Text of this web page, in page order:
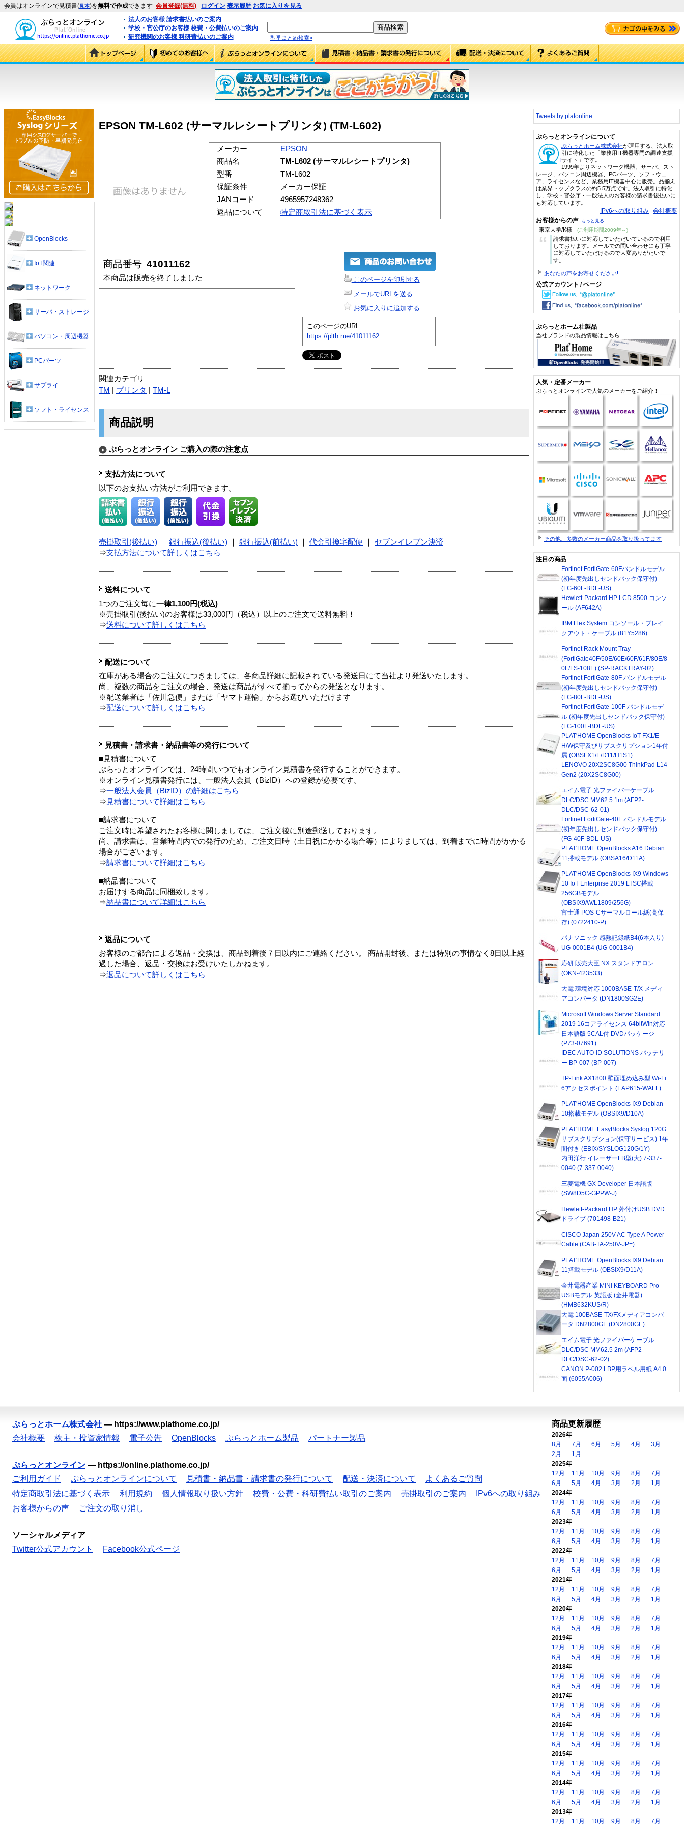
会員はオンラインで見積書(見本)を無料で作成できます 会員登録(無料) ログイン 表示履歴 お気に入りを見る
法人のお客様 請求書払いのご案内
学校・官公庁のお客様 校費・公費払いのご案内
研究機関のお客様 科研費払いのご案内
型番まとめ検索»
EPSON TM-L602 (サーマルレシートプリンタ) (TM-L602)
メーカー
EPSON
商品名
TM-L602 (サーマルレシートプリンタ)
型番
TM-L602
保証条件
メーカー保証
JANコード
4965957248362
返品について
特定商取引法に基づく表示
商品番号 41011162
本商品は販売を終了しました
このページを印刷する
メールでURLを送る
お気に入りに追加する
このページのURL
https://plth.me/41011162
関連カテゴリ
TM
プリンタ TM-L
商品説明
ぷらっとオンライン ご購入の際の注意点
支払方法について
以下のお支払い方法がご利用できます。
売掛取引(後払い) 銀行振込(後払い) 銀行振込(前払い) 代金引換宅配便
セブンイレブン決済
⇒支払方法について詳しくはこちら
送料について
1つのご注文毎に一律1,100円(税込)
※売掛取引(後払い)のお客様は33,000円（税込）以上のご注文で送料無料！
⇒送料について詳しくはこちら
配送について
在庫がある場合のご注文につきましては、各商品詳細に記載されている発送日にて当社より発送いたします。
尚、複数の商品をご注文の場合、発送は商品がすべて揃ってからの発送となります。
※配送業者は「佐川急便」または「ヤマト運輸」からお選びいただけます
⇒配送について詳しくはこちら
見積書・請求書・納品書等の発行について
■見積書について
ぷらっとオンラインでは、24時間いつでもオンライン見積書を発行することができます。
※オンライン見積書発行には、一般法人会員（BizID）への登録が必要です。
⇒一般法人会員（BizID）の詳細はこちら
⇒ 見積書について詳細はこちら
■請求書について
ご注文時に希望されたお客様に関しましては、ご注文後に別途郵送しております。
尚、請求書は、営業時間内での発行のため、ご注文日時（土日祝にかかる場合等）によりましては、到着までに時間がかかる
場合がございます。
⇒請求書について詳細はこちら
■納品書について
お届けする商品に同梱致します。
⇒納品書について詳細はこちら
返品について
お客様のご都合による返品・交換は、商品到着後７日以内にご連絡ください。 商品開封後、または特別の事情なく8日以上経
過した場合、返品・交換はお受けいたしかねます。
⇒返品について詳しくはこちら
OpenBlocks
IoT関連
ネットワーク
サーバ・ストレージ
パソコン・周辺機器
PCパーツ
サプライ
ソフト・ライセンス
Tweets by platonline
ぷらっとオンラインについて
ぷらっとホーム株式会社が運用する、法人取
引に特化した「業務用IT機器専門の調達支援
サイト」です。
1999年よりネットワーク機器、サーバ、スト
レージ、パソコン周辺機器、PCパーツ、ソフトウェ
ア、ライセンスなど、業務用IT機器中心に販売。品揃え
は業界トップクラスの約5.5万点です。法人取引に特化
し、学校・官公庁・一般法人のお客様の請求書後払いに
も対応しています。
IPv6への取り組み 会社概要
お客様からの声 もっと見る
東京大学/K様 (ご利用期間2009年～)
“
請求書払いに対応していただいているので利用
しております。メールでの問い合わせにも丁寧
に対応していただけるので大変ありがたいで
す。
あなたの声をお寄せください!
公式アカウント / ページ
ぷらっとホーム社製品
当社ブランドの製品情報はこちら
人気・定番メーカー
ぷらっとオンラインで人気のメーカーをご紹介！
その他、多数のメーカー商品を取り扱ってます
注目の商品
Fortinet FortiGate-60Fバンドルモデル
(初年度先出しセンドバック保守付)
(FG-60F-BDL-US)
Hewlett-Packard HP LCD 8500 コンソ
ール (AF642A)
IBM Flex System コンソール・ブレイ
クアウト・ケーブル (81Y5286)
Fortinet Rack Mount Tray
(FortiGate40F/50E/60E/60F/61F/80E/8
0F/FS-108E) (SP-RACKTRAY-02)
Fortinet FortiGate-80F バンドルモデル
(初年度先出しセンドバック保守付)
(FG-80F-BDL-US)
Fortinet FortiGate-100F バンドルモデ
ル (初年度先出しセンドバック保守付)
(FG-100F-BDL-US)
PLAT'HOME OpenBlocks IoT FX1/E
H/W保守及びサブスクリプション1年付
属 (OBSFX1/E/D11/H1S1)
LENOVO 20X2SC8G00 ThinkPad L14
Gen2 (20X2SC8G00)
エイム電子 光ファイバーケーブル
DLC/DSC MM62.5 1m (AFP2-
DLC/DSC-62-01)
Fortinet FortiGate-40F バンドルモデル
(初年度先出しセンドバック保守付)
(FG-40F-BDL-US)
PLAT'HOME OpenBlocks A16 Debian
11搭載モデル (OBSA16/D11A)
PLAT'HOME OpenBlocks IX9 Windows
10 IoT Enterprise 2019 LTSC搭載
256GBモデル
(OBSIX9/W/L1809/256G)
富士通 POS-Cサーマルロール紙(高保
存) (0722410-P)
パナソニック 感熱記録紙B4(6本入り)
UG-0001B4 (UG-0001B4)
応研 販売大臣 NX スタンドアロン
(OKN-423533)
大電 環境対応 1000BASE-T/X メディ
アコンバータ (DN1800SG2E)
Microsoft Windows Server Standard
2019 16コアライセンス 64bitWin対応
日本語版 5CAL付 DVDパッケージ
(P73-07691)
IDEC AUTO-ID SOLUTIONS バッテリ
ー BP-007 (BP-007)
TP-Link AX1800 壁面埋め込み型 Wi-Fi
6アクセスポイント (EAP615-WALL)
PLAT'HOME OpenBlocks IX9 Debian
10搭載モデル (OBSIX9/D10A)
PLAT'HOME EasyBlocks Syslog 120G
サブスクリプション(保守サービス) 1年
間付き (EBIX/SYSLOG120G/1Y)
内田洋行 イレーザーFB型(大) 7-337-
0040 (7-337-0040)
三菱電機 GX Developer 日本語版
(SW8D5C-GPPW-J)
Hewlett-Packard HP 外付けUSB DVD
ドライブ (701498-B21)
CISCO Japan 250V AC Type A Power
Cable (CAB-TA-250V-JP=)
PLAT'HOME OpenBlocks IX9 Debian
11搭載モデル (OBSIX9/D11A)
金井電器産業 MINI KEYBOARD Pro
USBモデル 英語版 (金井電器)
(HMB632KUS/R)
大電 100BASE-TX/FXメディアコンバ
ータ DN2800GE (DN2800GE)
エイム電子 光ファイバーケーブル
DLC/DSC MM62.5 2m (AFP2-
DLC/DSC-62-02)
CANON P-002 LBP用ラベル用紙 A4 0
面 (6055A006)
ぷらっとホーム株式会社 — https://www.plathome.co.jp/
会社概要
株主・投資家情報 電子公告 OpenBlocks ぷらっとホーム製品 パートナー製品
ぷらっとオンライン — https://online.plathome.co.jp/
ご利用ガイド
ぷらっとオンラインについて 見積書・納品書・請求書の発行について 配送・決済について
よくあるご質問
特定商取引法に基づく表示
利用規約 個人情報取り扱い方針 校費・公費・科研費払い取引のご案内 売掛取引のご案内
IPv6への取り組み
お客様からの声
ご注文の取り消し
ソーシャルメディア
Twitter公式アカウント
Facebook公式ページ
商品更新履歴
2026年
8月
7月 6月 5月 4月
3月
2月
1月
2025年
12月
11月 10月 9月 8月
7月
6月
5月 4月 3月 2月
1月
2024年
12月
11月 10月 9月 8月
7月
6月
5月 4月 3月 2月
1月
2023年
12月
11月 10月 9月 8月
7月
6月
5月 4月 3月 2月
1月
2022年
12月
11月 10月 9月 8月
7月
6月
5月 4月 3月 2月
1月
2021年
12月
11月 10月 9月 8月
7月
6月
5月 4月 3月 2月
1月
2020年
12月
11月 10月 9月 8月
7月
6月
5月 4月 3月 2月
1月
2019年
12月
11月 10月 9月 8月
7月
6月
5月 4月 3月 2月
1月
2018年
12月
11月 10月 9月 8月
7月
6月
5月 4月 3月 2月
1月
2017年
12月
11月 10月 9月 8月
7月
6月
5月 4月 3月 2月
1月
2016年
12月
11月 10月 9月 8月
7月
6月
5月 4月 3月 2月
1月
2015年
12月
11月 10月 9月 8月
7月
6月
5月 4月 3月 2月
1月
2014年
12月
11月 10月 9月 8月
7月
6月
5月 4月 3月 2月
1月
2013年
12月
11月 10月 9月 8月 7月